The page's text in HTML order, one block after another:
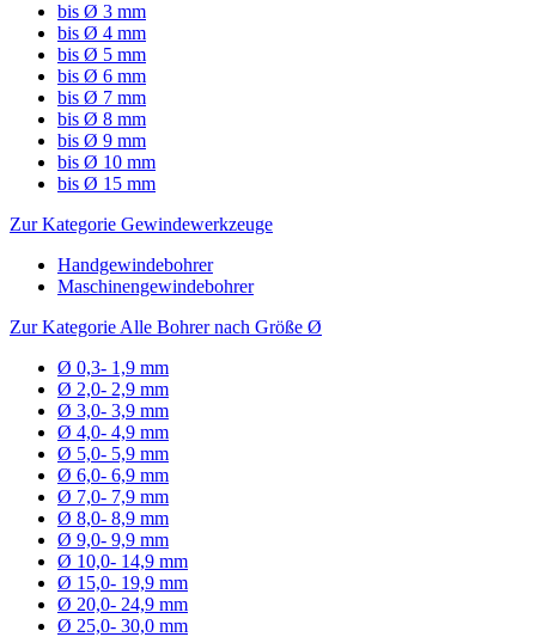
bis Ø 3 mm
bis Ø 4 mm
bis Ø 5 mm
bis Ø 6 mm
bis Ø 7 mm
bis Ø 8 mm
bis Ø 9 mm
bis Ø 10 mm
bis Ø 15 mm
Zur Kategorie Gewindewerkzeuge
Handgewindebohrer
Maschinengewindebohrer
Zur Kategorie Alle Bohrer nach Größe Ø
Ø 0,3- 1,9 mm
Ø 2,0- 2,9 mm
Ø 3,0- 3,9 mm
Ø 4,0- 4,9 mm
Ø 5,0- 5,9 mm
Ø 6,0- 6,9 mm
Ø 7,0- 7,9 mm
Ø 8,0- 8,9 mm
Ø 9,0- 9,9 mm
Ø 10,0- 14,9 mm
Ø 15,0- 19,9 mm
Ø 20,0- 24,9 mm
Ø 25,0- 30,0 mm